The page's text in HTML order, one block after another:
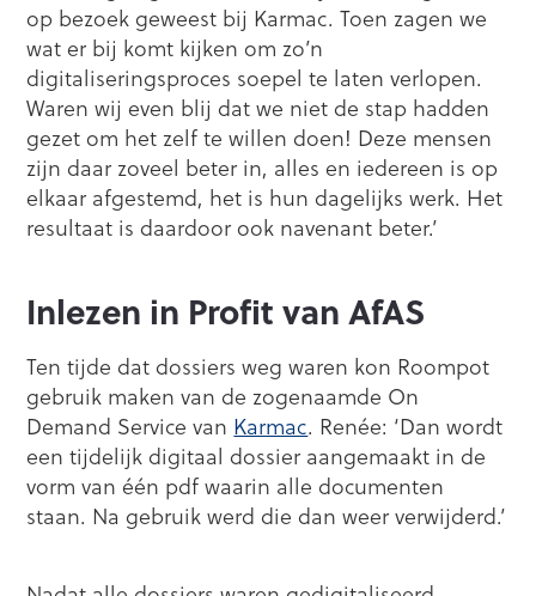
op bezoek geweest bij Karmac. Toen zagen we
wat er bij komt kijken om zo’n
digitaliseringsproces soepel te laten verlopen.
Waren wij even blij dat we niet de stap hadden
gezet om het zelf te willen doen! Deze mensen
zijn daar zoveel beter in, alles en iedereen is op
elkaar afgestemd, het is hun dagelijks werk. Het
resultaat is daardoor ook navenant beter.’
Inlezen in Profit van AfAS
Ten tijde dat dossiers weg waren kon Roompot
gebruik maken van de zogenaamde On
Demand Service van Karmac. Renée: ‘Dan wordt
een tijdelijk digitaal dossier aangemaakt in de
vorm van één pdf waarin alle documenten
staan. Na gebruik werd die dan weer verwijderd.’